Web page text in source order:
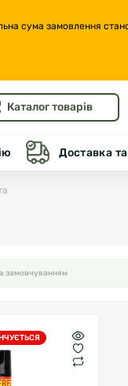
сума замовлення
Каталог товарів
Доставка